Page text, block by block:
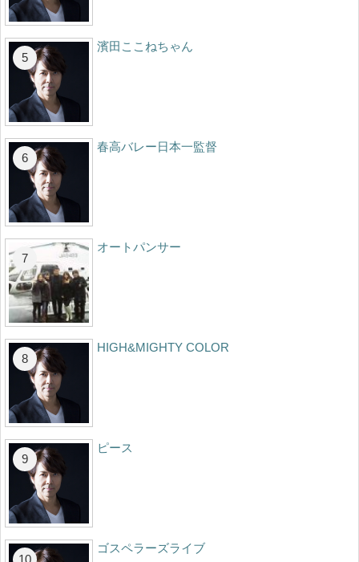
濱田ここねちゃん
春高バレー日本一監督
オートパンサー
HIGH&MIGHTY COLOR
ピース
ゴスペラーズライブ